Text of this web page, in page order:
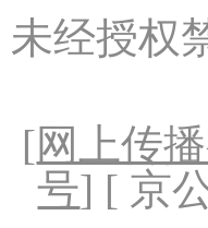
未经授权
[网上传
号] [ 京